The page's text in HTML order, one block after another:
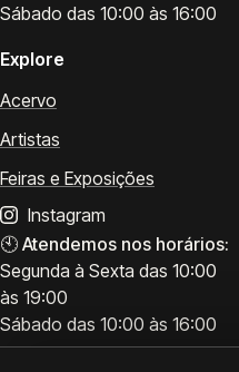
Sábado das 10:00 às 16:00
Explore
Acervo
Artistas
Feiras e Exposições
Instagram
🕙 Atendemos nos horários:
Segunda à Sexta das 10:00
às 19:00
Sábado das 10:00 às 16:00